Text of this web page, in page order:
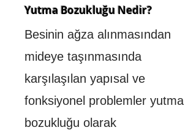
Yutma Bozukluğu Nedir?
​Besinin ağza alınmasından
mideye taşınmasında
karşılaşılan yapısal ve
fonksiyonel problemler yutma
bozukluğu olarak